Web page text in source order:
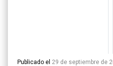
Publicado el 29 de septiembre de